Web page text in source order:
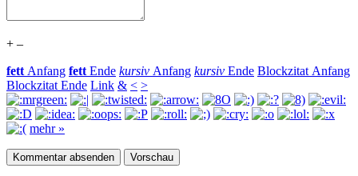
+ –
fett Anfang fett Ende kursiv Anfang kursiv Ende Blockzitat Anfang
Blockzitat Ende Link & < >
mehr »